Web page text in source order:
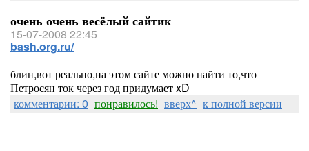
очень очень весёлый сайтик
15-07-2008 22:45
bash.org.ru/
блин,вот реально,на этом сайте можно найти то,что
Петросян ток через год придумает xD
комментарии: 0 понравилось! вверх^ к полной версии